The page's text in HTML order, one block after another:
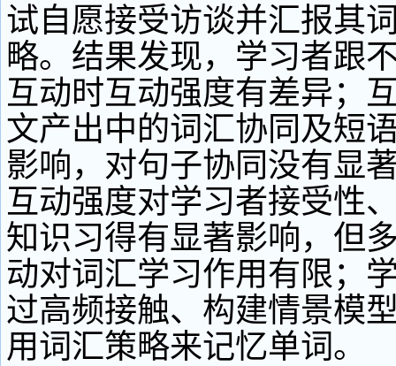
试自愿接受访谈并汇报其
略。结果发现，学习者跟
互动时互动强度有差异；
文产出中的词汇协同及短
影响，对句子协同没有显
互动强度对学习者接受性
知识习得有显著影响，但
动对词汇学习作用有限；
过高频接触、构建情景模
用词汇策略来记忆单词。